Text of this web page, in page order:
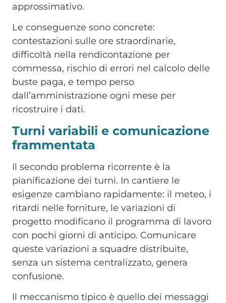
approssimativo.
Le conseguenze sono concrete:
contestazioni sulle ore straordinarie,
difficoltà nella rendicontazione per
commessa, rischio di errori nel calcolo delle
buste paga, e tempo perso
dall’amministrazione ogni mese per
ricostruire i dati.
Turni variabili e comunicazione
frammentata
Il secondo problema ricorrente è la
pianificazione dei turni. In cantiere le
esigenze cambiano rapidamente: il meteo, i
ritardi nelle forniture, le variazioni di
progetto modificano il programma di lavoro
con pochi giorni di anticipo. Comunicare
queste variazioni a squadre distribuite,
senza un sistema centralizzato, genera
confusione.
Il meccanismo tipico è quello dei messaggi